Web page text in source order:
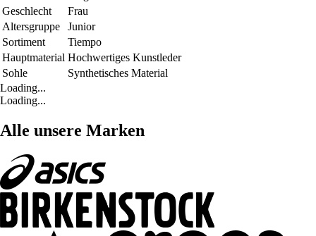
Geschlecht
Frau
Altersgruppe
Junior
Sortiment
Tiempo
Hauptmaterial Hochwertiges Kunstleder
Sohle
Synthetisches Material
Loading...
Loading...
Alle unsere Marken